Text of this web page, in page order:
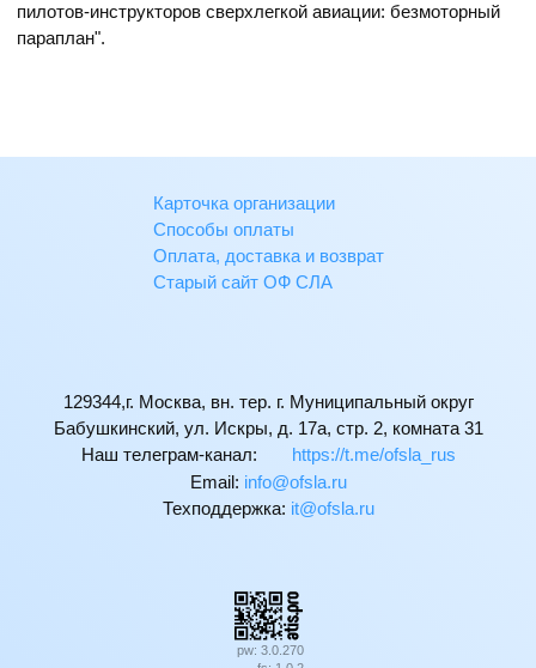
пилотов-инструкторов сверхлегкой авиации: безмоторный
параплан".
Карточка организации
Способы оплаты
Оплата, доставка и возврат
Старый сайт ОФ СЛА
129344,г. Москва, вн. тер. г. Муниципальный округ
Бабушкинский, ул. Искры, д. 17а, стр. 2, комната 31
Наш телеграм-канал:
https://t.me/ofsla_rus
Email: ur.alsfo@ofni
Техподдержка: ur.alsfo@ti
pw: 3.0.270